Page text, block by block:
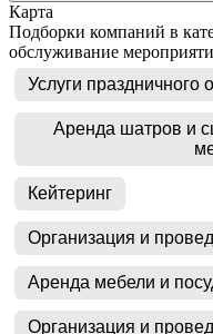
Карта
Подборки компаний в
обслуживание
Услуги праздничного
Аренда шатров и
Кейтеринг
Организация и
Аренда мебели и
Организация и